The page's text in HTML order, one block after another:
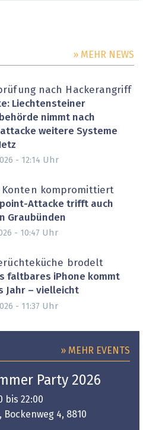
» MEHR NEWS
nach Hackerangriff
Liechtensteiner
nimmt nach
weitere Systeme
- 12:14 Uhr
Konten kompromittiert
Attacke trifft auch
Graubünden
- 10:47 Uhr
brodelt
faltbares iPhone kommt
Jahr – vielleicht
- 11:37 Uhr
» MEHR EVENTS
Party 2026
bis 22:00
4, 8810